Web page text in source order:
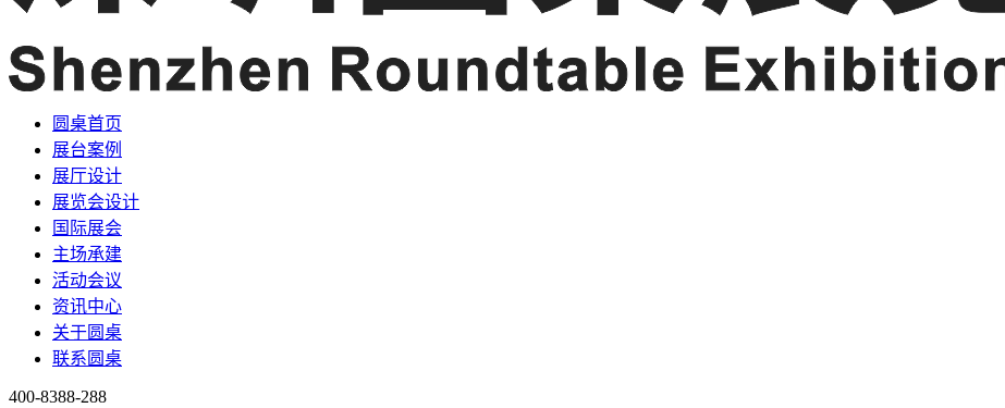
圆桌首页
展台案例
展厅设计
展览会设计
国际展会
主场承建
活动会议
资讯中心
关于圆桌
联系圆桌
400-8388-288